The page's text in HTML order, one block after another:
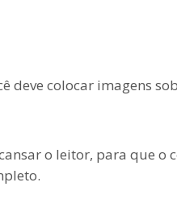
deve colocar imagens
o leitor, para que